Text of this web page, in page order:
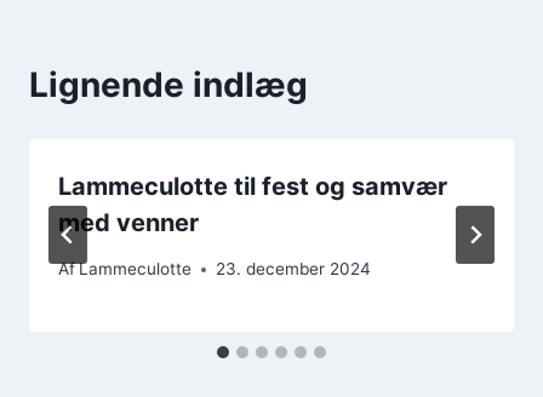
Lignende indlæg
Lammeculotte til fest og samvær
med venner
AfLammeculotte 23. december 2024